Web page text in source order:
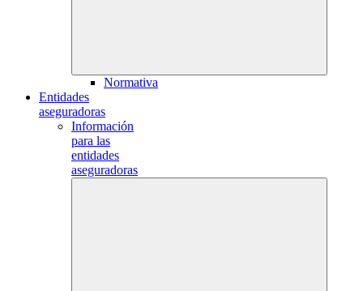
Normativa
Entidades
aseguradoras
Información
para las
entidades
aseguradoras